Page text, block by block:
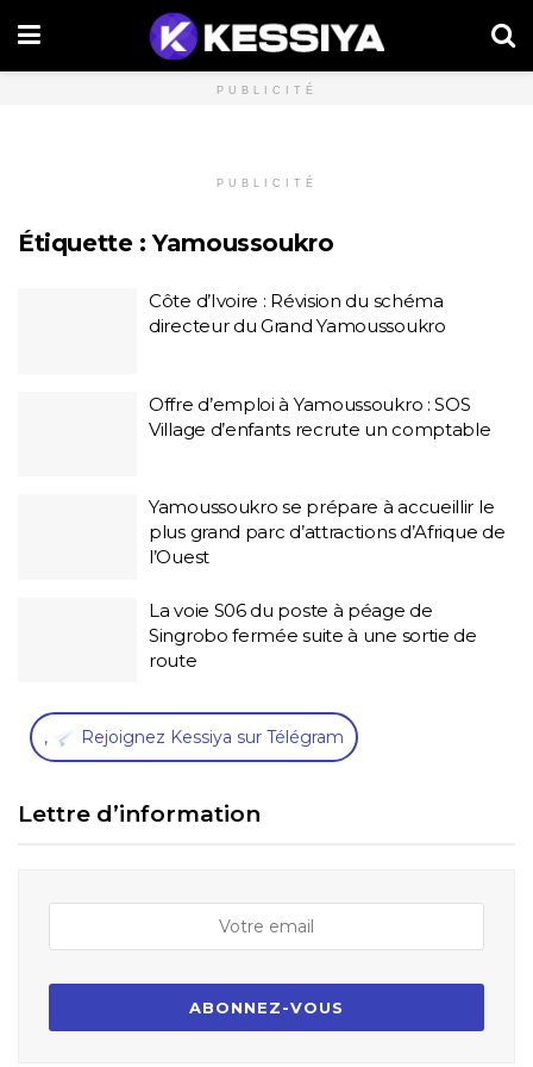
PUBLICITÉ
PUBLICITÉ
Étiquette :Yamoussoukro
Côte d’Ivoire : Révision du schéma
directeur du Grand Yamoussoukro
Offre d’emploi à Yamoussoukro : SOS
Village d’enfants recrute un comptable
Yamoussoukro se prépare à accueillir le
plus grand parc d’attractions d’Afrique de
l’Ouest
La voie S06 du poste à péage de
Singrobo fermée suite à une sortie de
route
, Rejoignez Kessiya sur Télégram
Lettre d’information